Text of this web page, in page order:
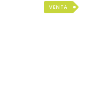
VENTA